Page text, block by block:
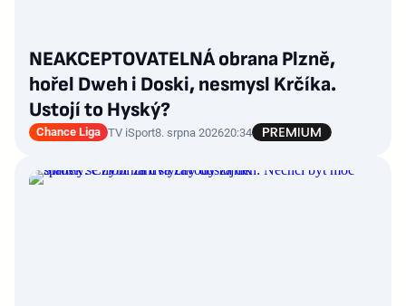
NEAKCEPTOVATELNÁ obrana Plzně,
hořel Dweh i Doski, nesmysl Krčíka.
Ustojí to Hyský?
Chance Liga TV iSport8. srpna 202620:34